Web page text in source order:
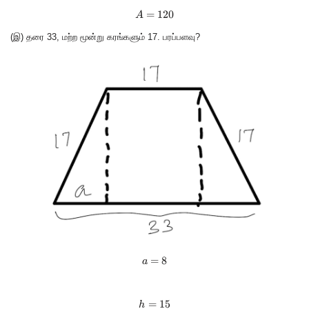
A = 120
A = 120
(இ) தரை 33, மற்ற மூன்று கரங்களும் 17. பரப்பளவு?
a = 8
a = 8
h = 15
h = 15